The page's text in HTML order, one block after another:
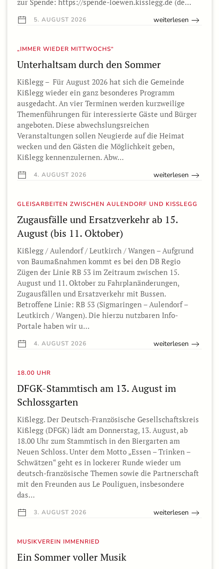
zur Spende: https://spende-loewen.kisslegg.de (de…
5. AUGUST 2026 weiterlesen
„IMMER WIEDER MITTWOCHS“
Unterhaltsam durch den Sommer
Kißlegg – Für August 2026 hat sich die Gemeinde
Kißlegg wieder ein ganz besonderes Programm
ausgedacht. An vier Terminen werden kurzweilige
Themenführungen für interessierte Gäste und Bürger
angeboten. Diese abwechslungsreichen
Veranstaltungen sollen Neugierde auf die Heimat
wecken und den Gästen die Möglichkeit geben,
Kißlegg kennenzulernen. Abw…
4. AUGUST 2026 weiterlesen
GLEISARBEITEN ZWISCHEN AULENDORF UND KISSLEGG
Zugausfälle und Ersatzverkehr ab 15.
August (bis 11. Oktober)
Kißlegg / Aulendorf / Leutkirch / Wangen – Aufgrund
von Baumaßnahmen kommt es bei den DB Regio
Zügen der Linie RB 53 im Zeitraum zwischen 15.
August und 11. Oktober zu Fahrplanänderungen,
Zugausfällen und Ersatzverkehr mit Bussen.
Betroffene Linie: RB 53 (Sigmaringen – Aulendorf –
Leutkirch / Wangen). Die hierzu nutzbaren Info-
Portale haben wir u…
4. AUGUST 2026 weiterlesen
18.00 UHR
DFGK-Stammtisch am 13. August im
Schlossgarten
Kißlegg. Der Deutsch-Französische Gesellschaftskreis
Kißlegg (DFGK) lädt am Donnerstag, 13. August, ab
18.00 Uhr zum Stammtisch in den Biergarten am
Neuen Schloss. Unter dem Motto „Essen – Trinken –
Schwätzen“ geht es in lockerer Runde wieder um
deutsch-französische Themen sowie die Partnerschaft
mit den Freunden aus Le Pouliguen, insbesondere
das…
3. AUGUST 2026 weiterlesen
MUSIKVEREIN IMMENRIED
Ein Sommer voller Musik